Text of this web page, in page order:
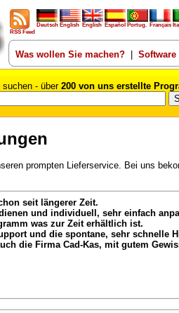
RSS Feed
Deutsch English English Español Portug. Français
Was wollen Sie machen? Software
suchen - über 200 von uns erstellte
prompten Lieferservice. Bei uns
seit längerer Zeit.
und individuell, sehr einfach
was zur Zeit erhältlich ist.
und die spontane, sehr
die Firma Cad-Kas, mit gutem